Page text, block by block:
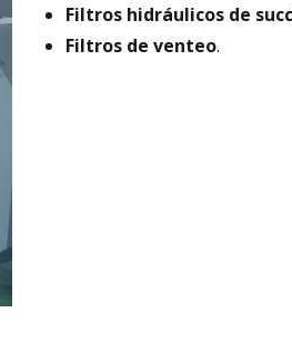
Filtros hidráulicos de
Filtros de venteo.